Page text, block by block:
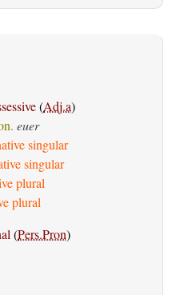
(Adj.a)
euer
singular
singular
plural
plural
(Pers.Pron)